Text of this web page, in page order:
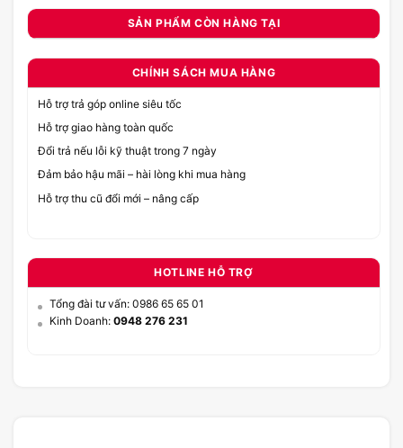
SẢN PHẨM CÒN HÀNG TẠI
CHÍNH SÁCH MUA HÀNG
Hỗ trợ trả góp online siêu tốc
Hỗ trợ giao hàng toàn quốc
Đổi trả nếu lỗi kỹ thuật trong 7 ngày
Đảm bảo hậu mãi – hài lòng khi mua hàng
Hỗ trợ thu cũ đổi mới – nâng cấp
HOTLINE HỖ TRỢ
Tổng đài tư vấn: 0986 65 65 01
Kinh Doanh: 0948 276 231